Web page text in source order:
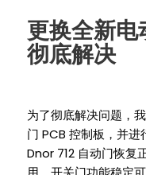
更换全新电
彻底解决
为了彻底解决问题，
门 PCB 控制板，并进
Dnor 712 自动门恢复